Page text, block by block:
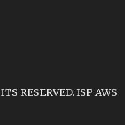
RESERVED. ISP AWS